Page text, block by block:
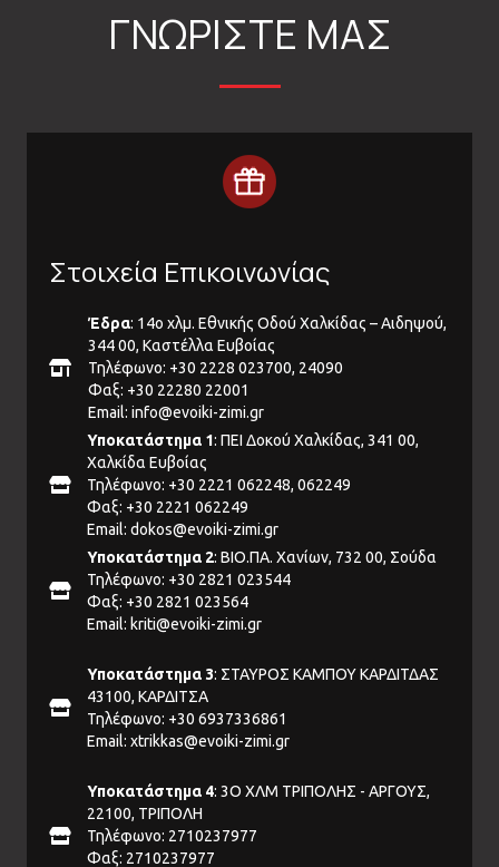
ΓΝΩΡΙΣΤΕ ΜΑΣ
Στοιχεία Επικοινωνίας
Έδρα: 14ο χλμ. Εθνικής Οδού Χαλκίδας – Αιδηψού,
344 00, Καστέλλα Ευβοίας
Τηλέφωνο: +30 2228 023700, 24090
Φαξ: +30 22280 22001
Email: info@evoiki-zimi.gr
Υποκατάστημα 1: ΠΕΙ Δοκού Χαλκίδας, 341 00,
Χαλκίδα Ευβοίας
Τηλέφωνο: +30 2221 062248, 062249
Φαξ: +30 2221 062249
Email: dokos@evoiki-zimi.gr
Υποκατάστημα 2: ΒΙΟ.ΠΑ. Χανίων, 732 00, Σούδα
Τηλέφωνο: +30 2821 023544
Φαξ: +30 2821 023564
Email: kriti@evoiki-zimi.gr
Υποκατάστημα 3: ΣΤΑΥΡΟΣ ΚΑΜΠΟΥ ΚΑΡΔΙΤΔΑΣ
43100, ΚΑΡΔΙΤΣΑ
Τηλέφωνο: +30 6937336861
Email: xtrikkas@evoiki-zimi.gr
Υποκατάστημα 4: 3Ο ΧΛΜ ΤΡΙΠΟΛΗΣ - ΑΡΓΟΥΣ,
22100, ΤΡΙΠΟΛΗ
Τηλέφωνο: 2710237977
Φαξ: 2710237977